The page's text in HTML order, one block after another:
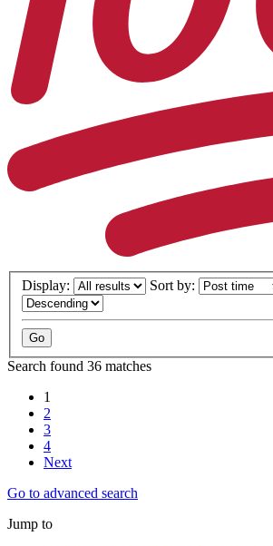
Display: Sort by:
Search found 36 matches
1
2
3
4
Next
Go to advanced search
Jump to